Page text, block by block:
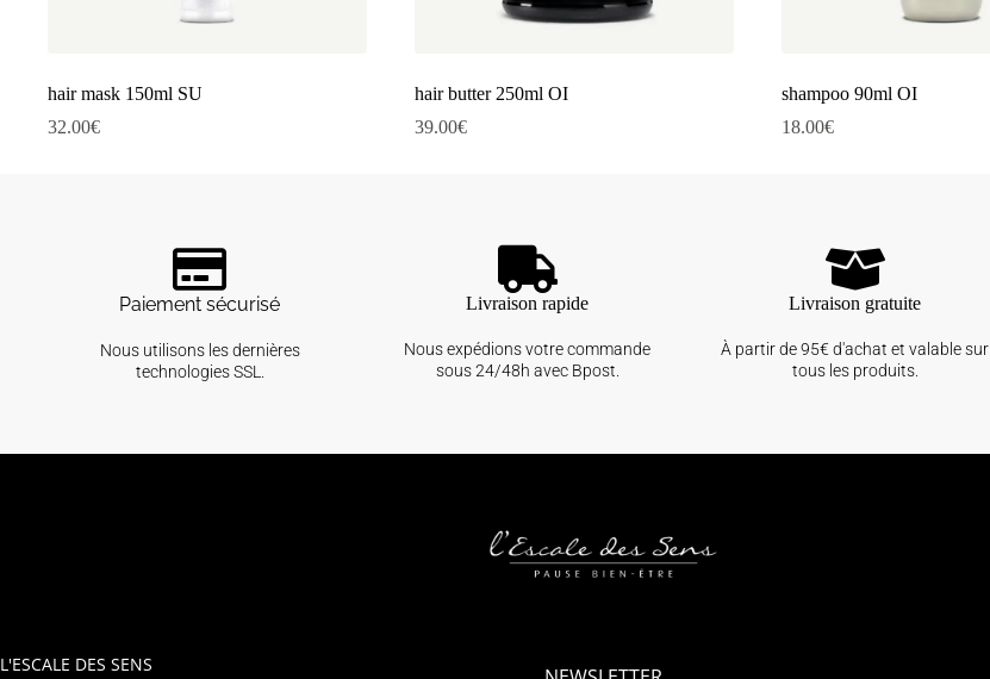
hair mask 150ml SU
32.00€
hair butter 250ml OI
39.00€
shampoo 90ml OI
18.00€
Paiement sécurisé
Nous utilisons les dernières
technologies SSL.
Livraison rapide
Nous expédions votre commande
sous 24/48h avec Bpost.
Livraison gratuite
À partir de 95€ d'achat et valable sur
tous les produits.
L'ESCALE DES SENS